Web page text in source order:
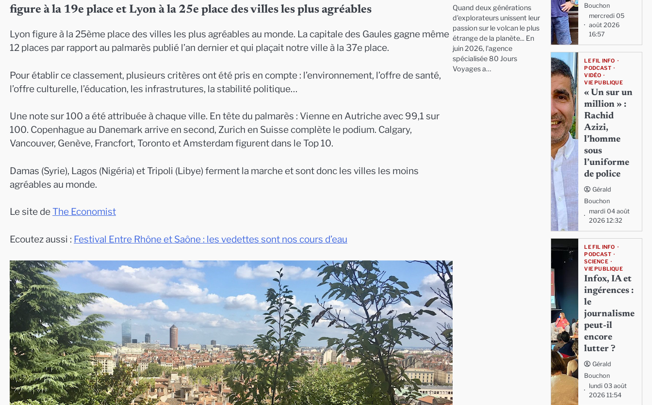
figure à la 19e place et Lyon à la 25e place des villes les plus agréables
Lyon figure à la 25ème place des villes les plus agréables au monde. La capitale des Gaules gagne même
12 places par rapport au palmarès publié l’an dernier et qui plaçait notre ville à la 37e place.
Pour établir ce classement, plusieurs critères ont été pris en compte : l’environnement, l’offre de santé,
l’offre culturelle, l’éducation, les infrastrutures, la stabilité politique…
Une note sur 100 a été attribuée à chaque ville. En tête du palmarès : Vienne en Autriche avec 99,1 sur
100. Copenhague au Danemark arrive en second, Zurich en Suisse complète le podium. Calgary,
Vancouver, Genève, Francfort, Toronto et Amsterdam figurent dans le Top 10.
Damas (Syrie), Lagos (Nigéria) et Tripoli (Libye) ferment la marche et sont donc les villes les moins
agréables au monde.
Le site deThe Economist
Ecoutez aussi : Festival Entre Rhône et Saône : les vedettes sont nos cours d’eau
Quand deux générations
d'explorateurs unissent leur
passion sur le volcan le plus
étrange de la planète... En
juin 2026, l'agence
spécialisée 80 Jours
Voyages a…
Bouchon
mercredi 05
août 2026
16:57
LE FIL INFO
PODCAST
VIDÉO
VIE PUBLIQUE
« Un sur un
million » :
Rachid
Azizi,
l’homme
sous
l’uniforme
de police
Gérald
Bouchon
mardi 04 août
2026 12:32
LE FIL INFO
PODCAST
SCIENCE
VIE PUBLIQUE
Infox, IA et
ingérences :
le
journalisme
peut-il
encore
lutter ?
Gérald
Bouchon
lundi 03 août
2026 11:54